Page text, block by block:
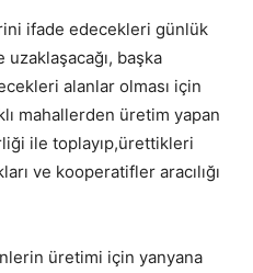
ifade edecekleri günlük
başka
alanlar olması için
mahallerden üretim yapan
ile toplayıp,ürettikleri
ve kooperatifler aracılığı
üretimi için yanyana